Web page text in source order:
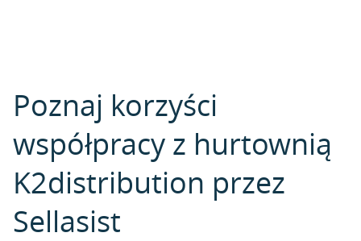
Poznaj korzyści
współpracy z hurtownią
K2distribution przez
Sellasist